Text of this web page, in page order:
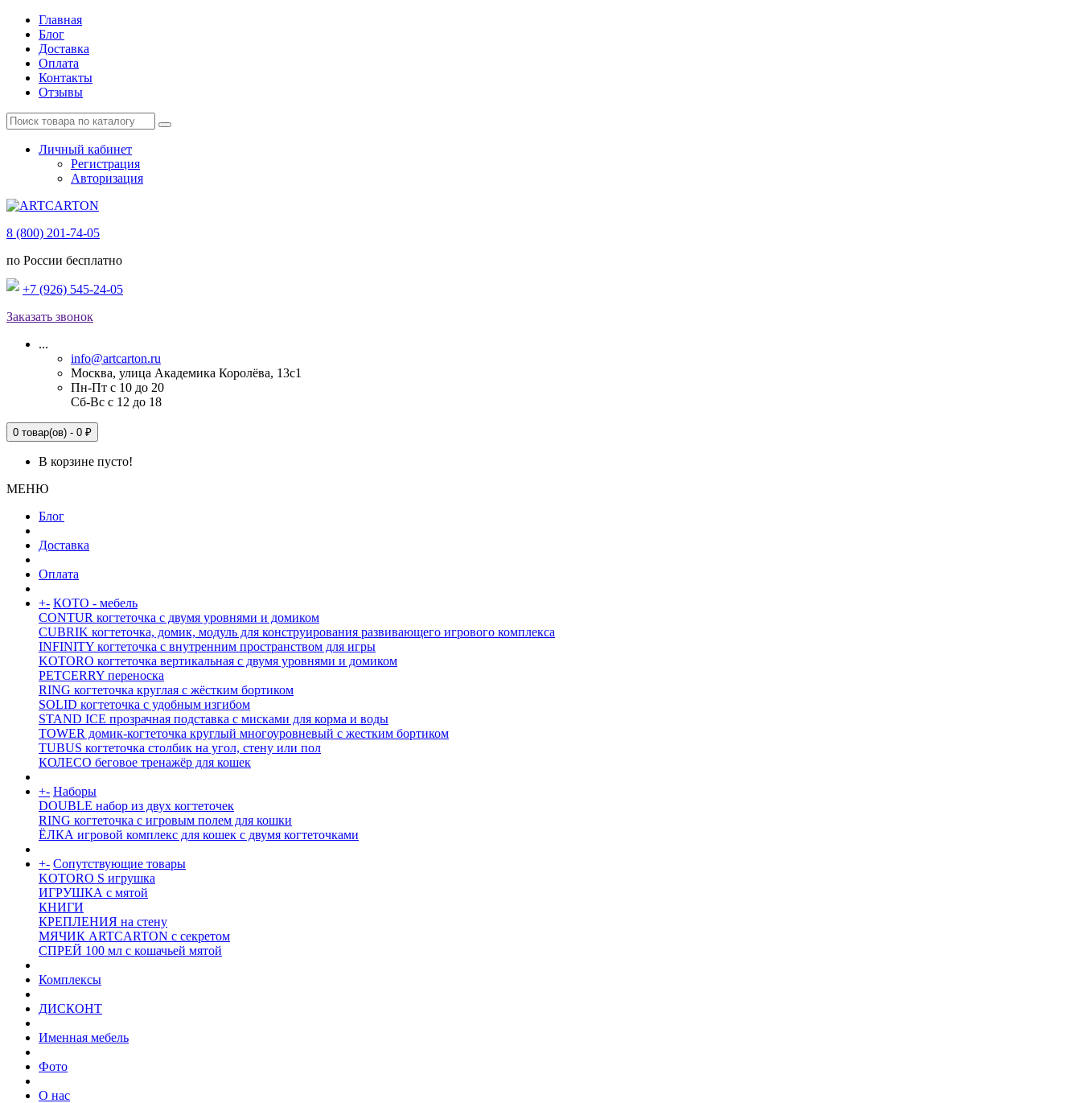
Главная
Блог
Доставка
Оплата
Контакты
Отзывы
Личный кабинет
Регистрация
Авторизация
8 (800) 201-74-05
по России бесплатно
+7 (926) 545-24-05
Заказать звонок
...
info@artcarton.ru
Москва, улица Академика Королёва, 13с1
Пн-Пт с 10 до 20
Сб-Вс с 12 до 18
0 товар(ов) - 0 ₽
В корзине пусто!
МЕНЮ
Блог
Доставка
Оплата
+- КОТО - мебель
CONTUR когтеточка с двумя уровнями и домиком
CUBRIK когтеточка, домик, модуль для конструирования развивающего игрового комплекса
INFINITY когтеточка с внутренним пространством для игры
KOTORO когтеточка вертикальная с двумя уровнями и домиком
PETCERRY переноска
RING когтеточка круглая с жёстким бортиком
SOLID когтеточка с удобным изгибом
STAND ICE прозрачная подставка с мисками для корма и воды
TOWER домик-когтеточка круглый многоуровневый с жестким бортиком
TUBUS когтеточка столбик на угол, стену или пол
КОЛЕСО беговое тренажёр для кошек
+- Наборы
DOUBLE набор из двух когтеточек
RING когтеточка c игровым полем для кошки
ЁЛКА игровой комплекс для кошек с двумя когтеточками
+- Сопутствующие товары
KOTORO S игрушка
ИГРУШКА с мятой
КНИГИ
КРЕПЛЕНИЯ на стену
МЯЧИК ARTCARTON с секретом
СПРЕЙ 100 мл с кошачьей мятой
Комплексы
ДИСКОНТ
Именная мебель
Фото
О нас